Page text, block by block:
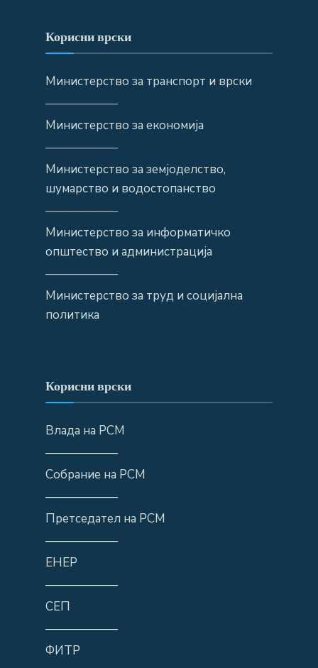
Корисни врски
Министерство за транспорт и врски
——————
Министерство за економија
——————
Министерство за земјоделство,
шумарство и водостопанство
——————
Министерство за информатичко
општество и администрација
——————
Министерство за труд и социјална
политика
Корисни врски
Влада на РСМ
——————
Собрание на РСМ
——————
Претседател на РСМ
——————
ЕНЕР
——————
СЕП
——————
ФИТР